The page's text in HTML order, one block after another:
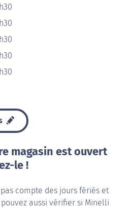
magasin est ouvert
le !
compte des jours fériés et
aussi vérifier si Minelli